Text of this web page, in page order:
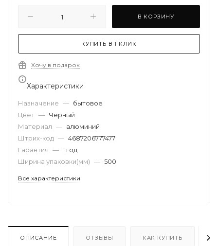
В КОРЗИНУ
КУПИТЬ В 1 КЛИК
Хочу в подарок
Характеристики
Назначение — бытовое
Цвет — Черный
Материал — алюминий
Штрих-код — 4687206777477
Гарантия — 1 год
Ширина упаковки(мм) — 500
Все характеристики
ОПИСАНИЕ ОТЗЫВЫ КАК КУПИТЬ